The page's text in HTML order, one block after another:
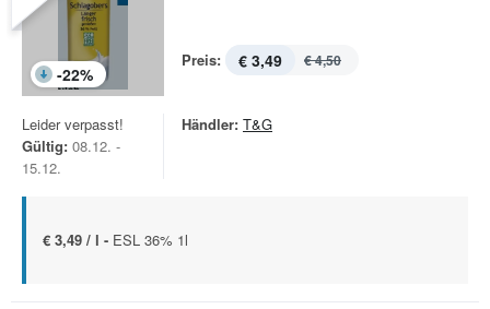
-22%
Preis: € 3,49 € 4,50
Leider verpasst!
Gültig: 08.12. -
15.12.
Händler: T&G
€ 3,49 / l - ESL 36% 1l